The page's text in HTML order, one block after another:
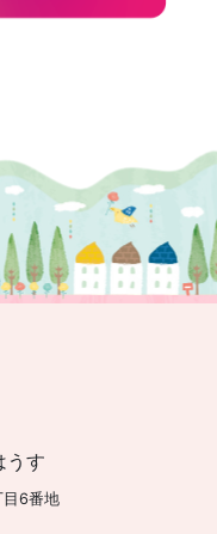
うす
目6番地